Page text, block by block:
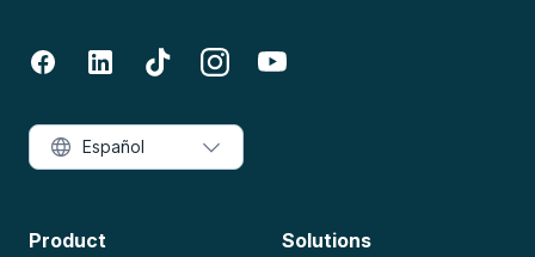
Product Solutions
Español